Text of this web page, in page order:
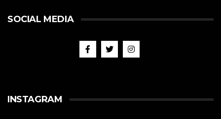
SOCIAL MEDIA
INSTAGRAM